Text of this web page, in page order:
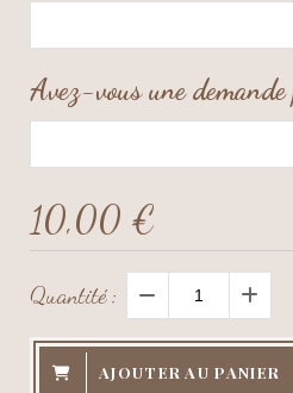
Avez-vous une
10,00 €
Quantité :
AJOUTER AU PANIER